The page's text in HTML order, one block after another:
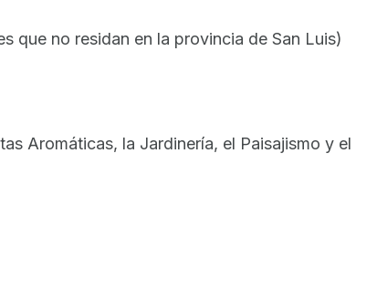
que no residan en la provincia de San Luis)
Aromáticas, la Jardinería, el Paisajismo y el